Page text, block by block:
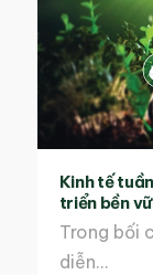
Kinh tế
triển bền
Trong bối
diễn…